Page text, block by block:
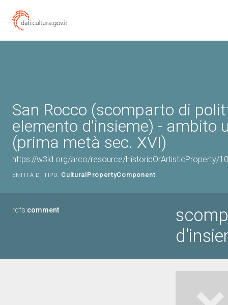
San Rocco (scomparto di
elemento d'insieme) - ambito
(prima metà sec. XVI)
https://w3id.org/arco/resource/HistoricOrArtisticProperty/
ENTITÀ DI TIPO: CulturalPropertyComponent
rdfs:comment